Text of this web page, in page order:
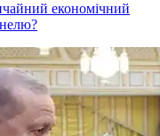
економічний